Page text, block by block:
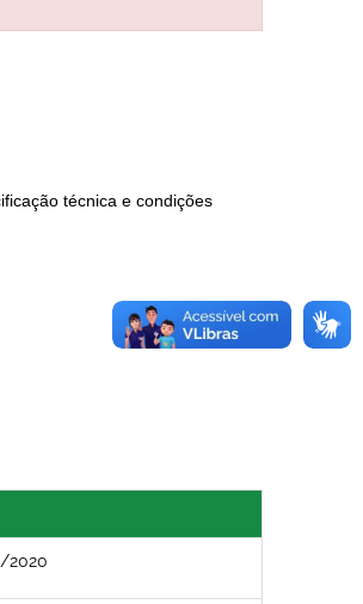
técnica e condições
2020